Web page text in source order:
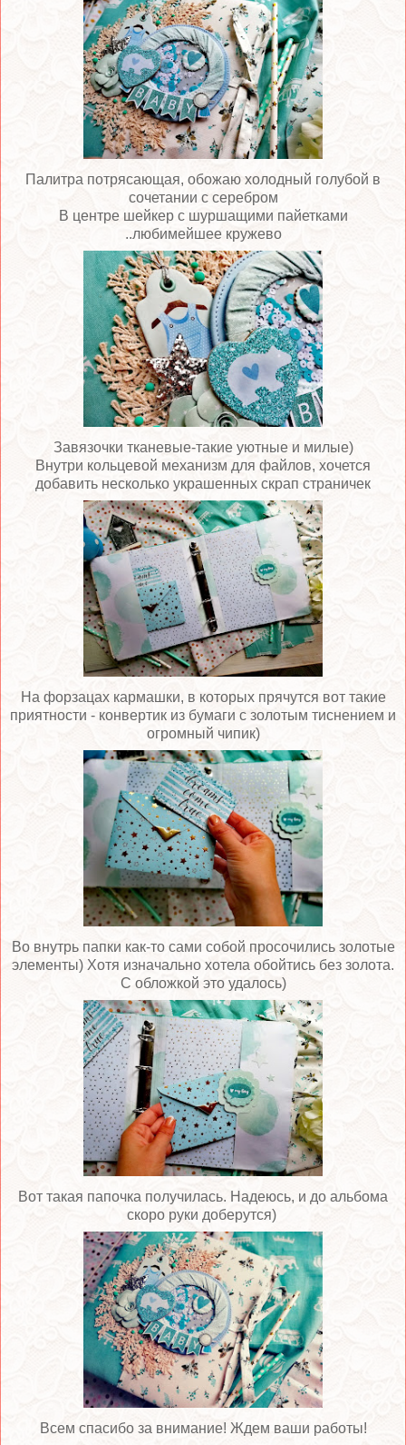
Палитра потрясающая, обожаю холодный голубой в
сочетании с серебром
В центре шейкер с шуршащими пайетками
..любимейшее кружево
Завязочки тканевые-такие уютные и милые)
Внутри кольцевой механизм для файлов, хочется
добавить несколько украшенных скрап страничек
На форзацах кармашки, в которых прячутся вот такие
приятности - конвертик из бумаги с золотым тиснением и
огромный чипик)
Во внутрь папки как-то сами собой просочились золотые
элементы) Хотя изначально хотела обойтись без золота.
С обложкой это удалось)
Вот такая папочка получилась. Надеюсь, и до альбома
скоро руки доберутся)
Всем спасибо за внимание! Ждем ваши работы!